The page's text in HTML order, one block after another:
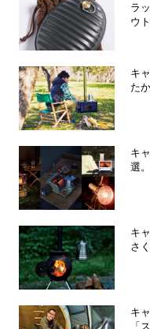
ラ
ウ
キ
た
キ
選
キ
さ
キ
「